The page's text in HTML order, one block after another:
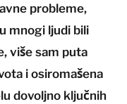
probleme,
mnogi ljudi bili
više sam puta
i osiromašena
dovoljno ključnih